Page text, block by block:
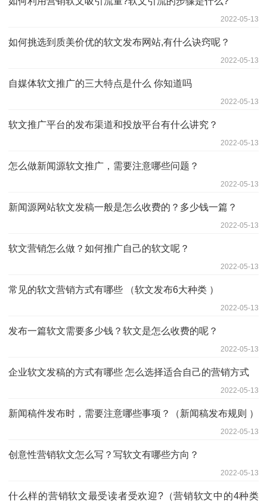
2022-05-13
如何挑选到质美价优的软文发布网站,有什么诀窍呢？
2022-05-13
自媒体软文推广的三大特点是什么 你知道吗
2022-05-13
软文推广平台的发布渠道和投放平台有什么讲究？
2022-05-13
怎么做新闻源软文推广，需要注意哪些问题？
2022-05-13
新闻源网站软文发稿一般是怎么收费的？多少钱一篇？
2022-05-13
软文营销怎么做？如何推广自己的软文呢？
2022-05-13
常见的软文营销方式有哪些 （软文发布6大种类 ）
2022-05-13
发布一篇软文需要多少钱？软文是怎么收费的呢？
2022-05-13
企业软文发稿的方式有哪些 怎么选择适合自己的营销方式
2022-05-13
新闻稿件发布时，需要注意哪些事项？（新闻稿发布规则 ）
2022-05-13
创意性营销软文怎么写？写软文有哪些方向？
2022-05-13
什么样的营销软文最受读者受欢迎?（营销软文中的4种类